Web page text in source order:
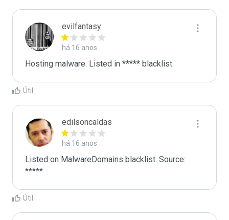
evilfantasy
há 16 anos
Hosting malware. Listed in ***** blacklist.
Útil
edilsoncaldas
há 16 anos
Listed on MalwareDomains blacklist. Source:
*****
Útil